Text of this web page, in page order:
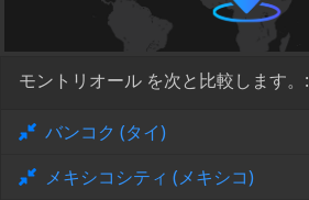
モントリオール を次と比較します。:
バンコク (タイ)
メキシコシティ (メキシコ)